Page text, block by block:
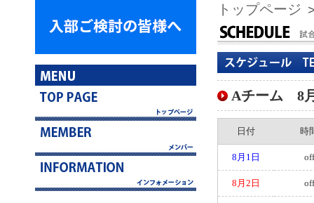
トップページ
Aチーム 8
日付 時
8月1日 off
8月2日 off